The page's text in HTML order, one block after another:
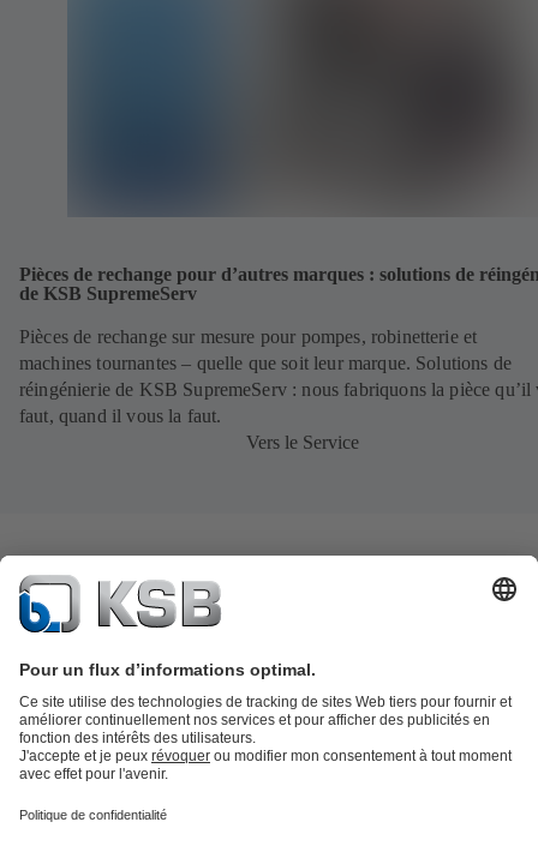
Pièces de rechange pour d’autres marques : solutions de
de KSB SupremeServ
Pièces de rechange sur mesure pour pompes, robinetterie et
machines tournantes – quelle que soit leur marque. Solutions de
réingénierie de KSB SupremeServ : nous fabriquons la pièce qu’il
faut, quand il vous la faut.
Vers le Service
Catalogue produitsKSB SupremeServ : Pièces de rechange